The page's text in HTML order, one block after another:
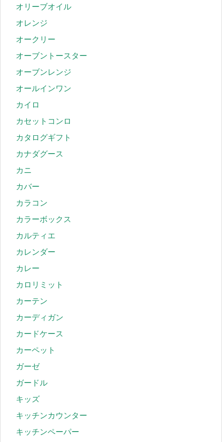
オリーブオイル
オレンジ
オークリー
オーブントースター
オーブンレンジ
オールインワン
カイロ
カセットコンロ
カタログギフト
カナダグース
カニ
カバー
カラコン
カラーボックス
カルティエ
カレンダー
カレー
カロリミット
カーテン
カーディガン
カードケース
カーペット
ガーゼ
ガードル
キッズ
キッチンカウンター
キッチンペーパー